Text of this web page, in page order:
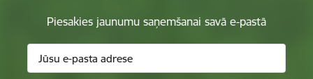
Piesakies jaunumu saņemšanai savā e-pastā